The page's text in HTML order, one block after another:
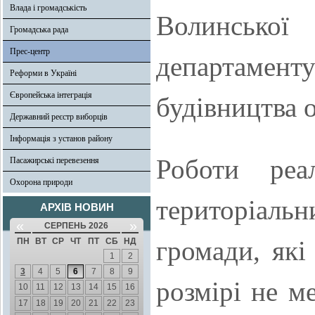
Влада і громадськість
Громадська рада
Прес-центр
Реформи в Україні
Європейська інтеграція
Державний реєстр виборців
Інформація з установ району
Пасажирські перевезення
Охорона природи
АРХІВ НОВИН
« СЕРПЕНЬ 2026 »
ПН ВТ СР ЧТ ПТ СБ
НД
1
2
3
4 5 6 7 8
9
10
11 12 13 14 15
16
17
18 19 20 21 22
23
будівництва
Роботи
громади,
розмірі не